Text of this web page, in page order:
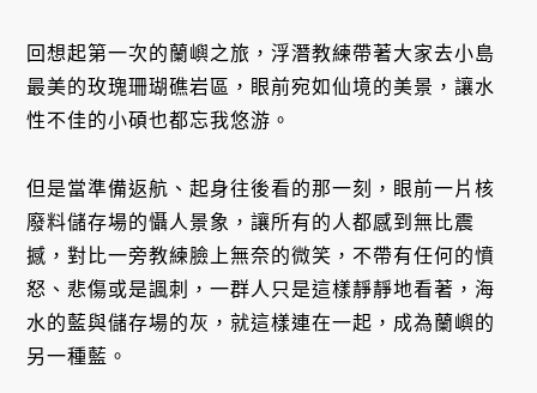
回想起第一次的蘭嶼之旅，浮潛教練帶著大家去小島
最美的玫瑰珊瑚礁岩區，眼前宛如仙境的美景，讓水
性不佳的小碩也都忘我悠游。
但是當準備返航、起身往後看的那一刻，眼前一片核
廢料儲存場的懾人景象，讓所有的人都感到無比震
撼，對比一旁教練臉上無奈的微笑，不帶有任何的憤
怒、悲傷或是諷刺，一群人只是這樣靜靜地看著，海
水的藍與儲存場的灰，就這樣連在一起，成為蘭嶼的
另一種藍。